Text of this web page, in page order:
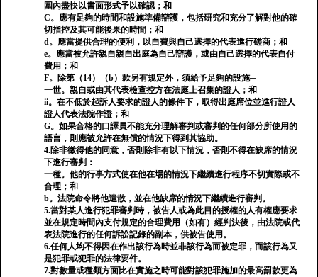
圍內盡快以書面形式予以確認；和
C。應有足夠的時間和設施準備辯護，包括研究和充分了解對他的確
切指控及其可能後果的時間；和
d。應當提供合理的便利，以自費與自己選擇的代表進行磋商；和
e。應當被允許親自親自出庭為自己辯護，或由自己選擇的代表自付
費用；和
F。除第（14）（b）款另有規定外，須給予足夠的設施─
一世。親自或由其代表檢查控方在法庭上召集的證人；和
ii。在不低於起訴人要求的證人的條件下，取得出庭席位並進行證人
證人代表法院作證；和
G。如果合格的口譯員不能充分理解審判或審判的任何部分所使用的
語言，則應被允許在無償的情況下得到其協助。
4.除非徵得他的同意，否則除非有以下情況，否則不得在缺席的情況
下進行審判：
一種。他的行事方式使在他在場的情況下繼續進行程序不切實際或不
合理；和
b。法院命令將他遣散，並在他缺席的情況下繼續進行審判。
5.當對某人進行犯罪審判時，被告人或為此目的授權的人有權應要求
並在規定時間內支付規定的合理費用（如有）經判決後，由法院或代
表法院進行的任何訴訟記錄的副本，供被告使用。
6.任何人均不得因在作出該行為時並非該行為而被定罪，而該行為又
是犯罪或犯罪的法律要件。
7.對數量或種類方面比在實施之時可能對該犯罪施加的最高罰款更為